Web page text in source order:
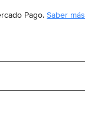
Pago.Saber más